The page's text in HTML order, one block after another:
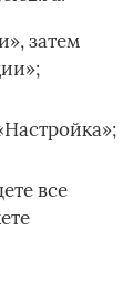
затем
все